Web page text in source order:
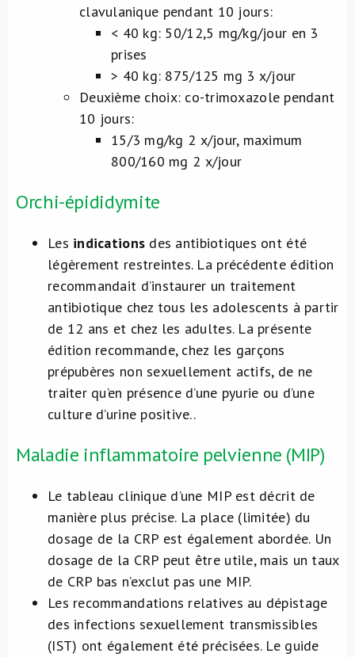
clavulanique pendant 10 jours:
< 40 kg: 50/12,5 mg/kg/jour en 3
prises
> 40 kg: 875/125 mg 3 x/jour
Deuxième choix: co-trimoxazole pendant
10 jours:
15/3 mg/kg 2 x/jour, maximum
800/160 mg 2 x/jour
Orchi-épididymite
Les indications des antibiotiques ont été
légèrement restreintes. La précédente édition
recommandait d’instaurer un traitement
antibiotique chez tous les adolescents à partir
de 12 ans et chez les adultes. La présente
édition recommande, chez les garçons
prépubères non sexuellement actifs, de ne
traiter qu’en présence d’une pyurie ou d’une
culture d’urine positive..
Maladie inflammatoire pelvienne (MIP)
Le tableau clinique d’une MIP est décrit de
manière plus précise. La place (limitée) du
dosage de la CRP est également abordée. Un
dosage de la CRP peut être utile, mais un taux
de CRP bas n’exclut pas une MIP.
Les recommandations relatives au dépistage
des infections sexuellement transmissibles
(IST) ont également été précisées. Le guide